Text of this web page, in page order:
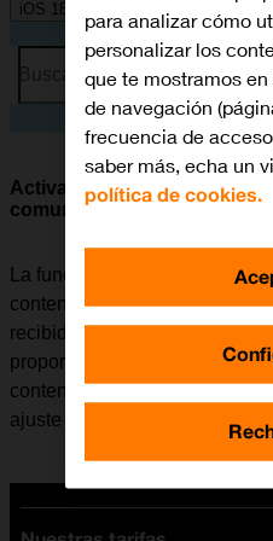
iOS 18
Busca por problema o tema
Activar o desactivar la
comunicaciones
La función de seguridad en
contenido sensible de
recibidos en dispositivos
proporcionar información y
contenido. Esta función se
ajuste de Tiempo de pantalla
para analizar cómo
personalizar los
que te mostramos
de navegación
frecuencia de
saber más, echa un
política de cookies.